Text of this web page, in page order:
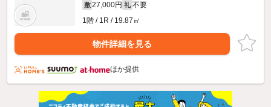
敷 27,000円 礼 不要
1階 / 1R / 19.87㎡
物件詳細を見る
ほか提供